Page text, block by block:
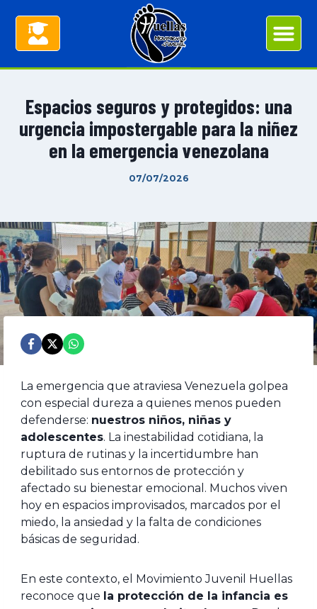
Espacios seguros y protegidos: una
urgencia impostergable para la niñez
en la emergencia venezolana
07/07/2026
La emergencia que atraviesa Venezuela golpea
con especial dureza a quienes menos pueden
defenderse: nuestros niños, niñas y
adolescentes. La inestabilidad cotidiana, la
ruptura de rutinas y la incertidumbre han
debilitado sus entornos de protección y
afectado su bienestar emocional. Muchos viven
hoy en espacios improvisados, marcados por el
miedo, la ansiedad y la falta de condiciones
básicas de seguridad.
En este contexto, el Movimiento Juvenil Huellas
reconoce que la protección de la infancia es